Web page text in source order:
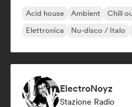
Acid house Ambient Chill
Elettronica
Nu-disco / Italo
ElectroNoyz
Stazione Radio